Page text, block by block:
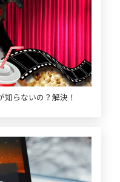
らないの？解決！